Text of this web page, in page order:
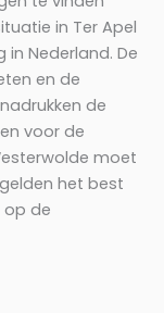
in Ter Apel
Nederland. De
en de
de
voor de
moet
het best
op de